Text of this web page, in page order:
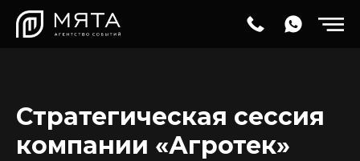
Стратегическая сессия
компании «Агротек»